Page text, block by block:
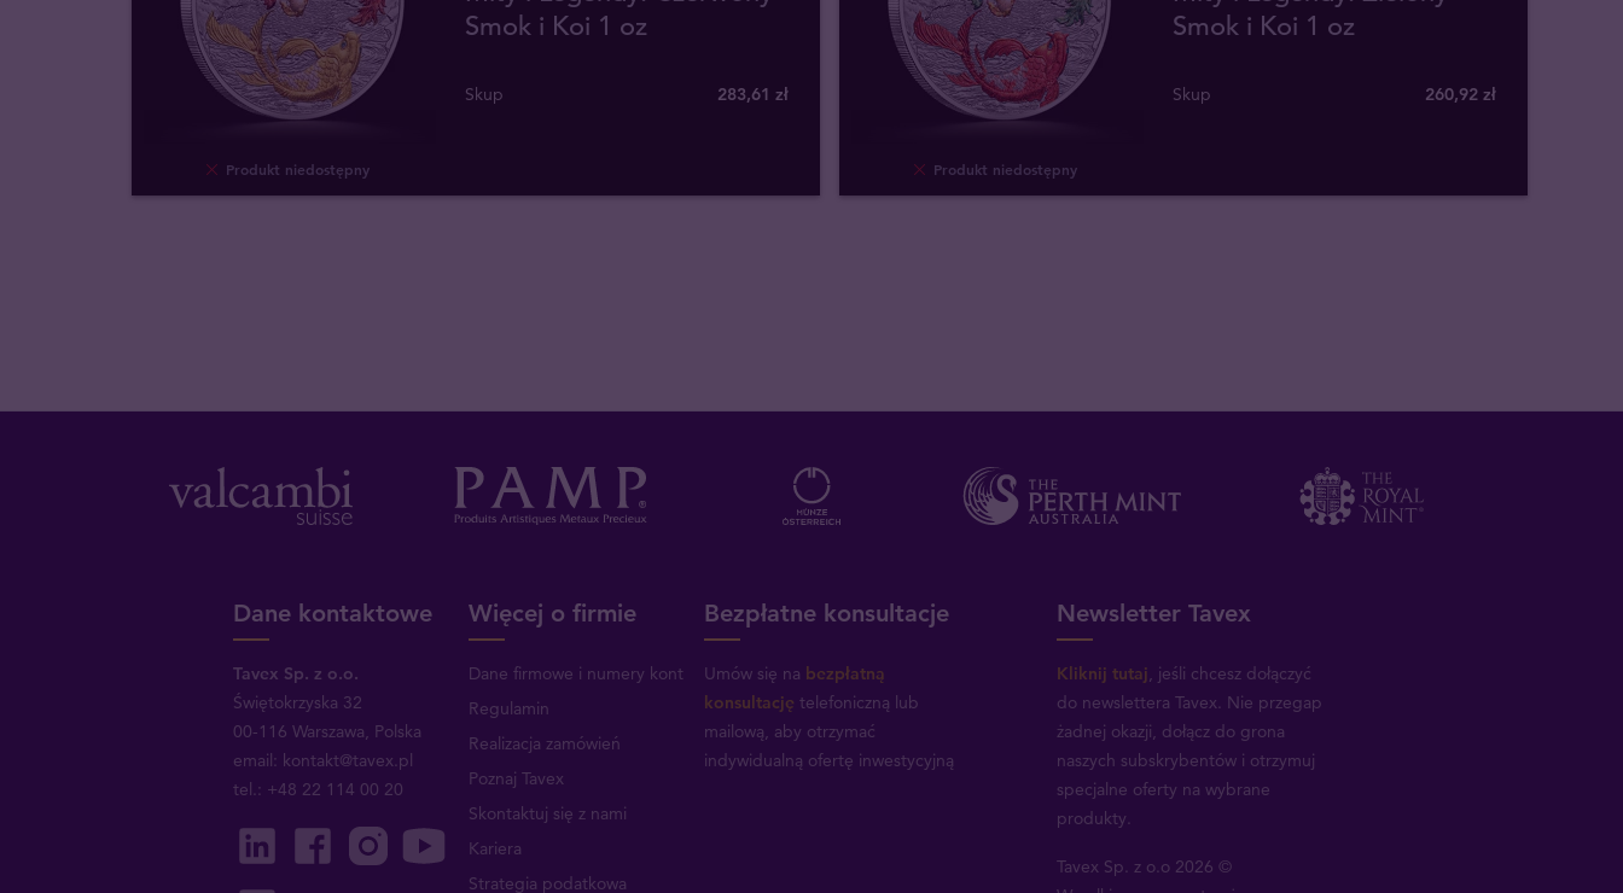
Produkt niedostępny
Smok i Koi 1 oz
Skup 283,61 zł
Produkt niedostępny
Smok i Koi 1 oz
Skup 260,92 zł
Dane kontaktowe
Tavex Sp. z o.o.
Świętokrzyska 32
00-116 Warszawa, Polska
email: kontakt@tavex.pl
tel.: +48 22 114 00 20
Więcej o firmie
Dane firmowe i numery kont
Regulamin
Realizacja zamówień
Poznaj Tavex
Skontaktuj się z nami
Kariera
Strategia podatkowa
Bezpłatne konsultacje
Umów się na bezpłatną
konsultację telefoniczną lub
mailową, aby otrzymać
indywidualną ofertę inwestycyjną
Newsletter Tavex
Kliknij tutaj , jeśli chcesz dołączyć
do newslettera Tavex. Nie przegap
żadnej okazji, dołącz do grona
naszych subskrybentów i otrzymuj
specjalne oferty na wybrane
produkty.
Tavex Sp. z o.o 2026 ©